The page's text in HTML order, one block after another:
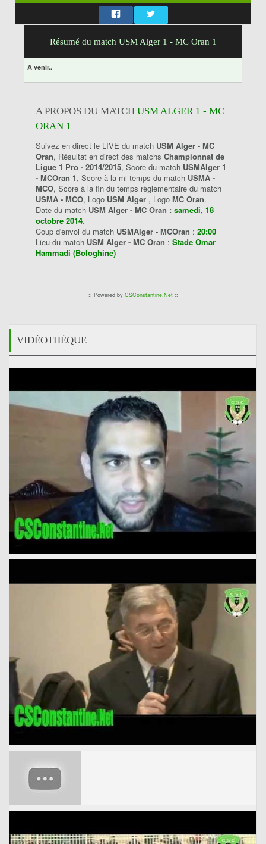
Résumé du match USM Alger 1 - MC Oran 1
A venir..
A PROPOS DU MATCH USM ALGER 1 - MC
ORAN 1
Suivez en direct le LIVE du match USM Alger - MC
Oran, Résultat en direct des matchs Championnat de
Ligue 1 Pro - 2014/2015, Score du match USMAlger 1
- MCOran 1, Score à la mi-temps du match USMA -
MCO, Score à la fin du temps règlementaire du match
USMA - MCO, Logo USM Alger , Logo MC Oran.
Date du match USM Alger - MC Oran : samedi, 18
octobre 2014.
Coup d'envoi du match USMAlger - MCOran : 20:00
Lieu du match USM Alger - MC Oran : Stade Omar
Hammadi (Bologhine)
:: Powered by CSConstantine.Net::
VIDÉOTHÈQUE